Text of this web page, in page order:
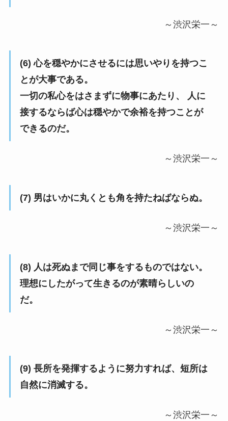
～渋沢栄一～
(6) 心を穏やかにさせるには思いやりを持つこ
とが大事である。
一切の私心をはさまずに物事にあたり、 人に
接するならば心は穏やかで余裕を持つことが
できるのだ。
～渋沢栄一～
(7) 男はいかに丸くとも角を持たねばならぬ。
～渋沢栄一～
(8) 人は死ぬまで同じ事をするものではない。
理想にしたがって生きるのが素晴らしいの
だ。
～渋沢栄一～
(9) 長所を発揮するように努力すれば、短所は
自然に消滅する。
～渋沢栄一～